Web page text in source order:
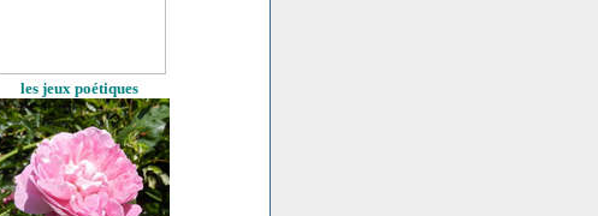
les jeux poétiques